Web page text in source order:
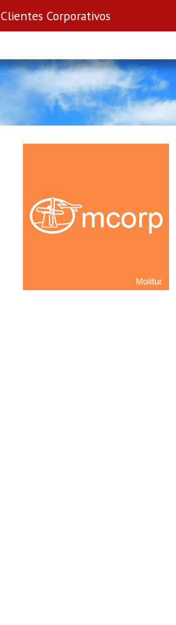
Clientes Corporativos